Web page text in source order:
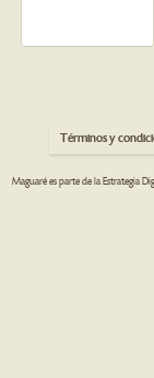
Términos y
Maguaré es parte de la Estrategia